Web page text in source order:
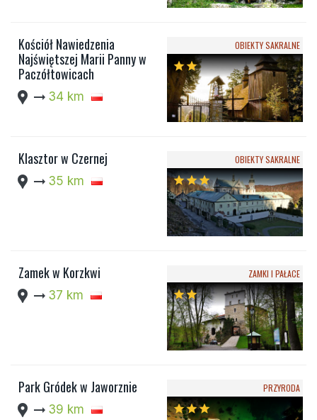
Kościół Nawiedzenia
Najświętszej Marii Panny w
Paczółtowicach
location_pin arrow_right_alt 34 km
OBIEKTY SAKRALNE
starstar
Klasztor w Czernej
location_pin arrow_right_alt 35 km
OBIEKTY SAKRALNE
starstarstar
Zamek w Korzkwi
location_pin arrow_right_alt 37 km
ZAMKI I PAŁACE
starstar
Park Gródek w Jaworznie
location_pin arrow_right_alt 39 km
PRZYRODA
starstarstar